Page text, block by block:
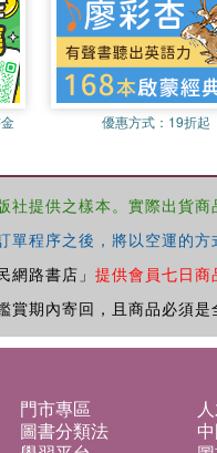
優惠方式： 19折起
社提供之樣本。實際出貨
單程序之後，將以空運的
路書店」 提供會員七日商
賞期內寄回，且商品必須
門市專區
圖書分類法